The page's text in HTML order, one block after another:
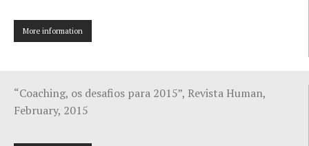
More information
“Coaching, os desafios para 2015”, Revista Human,
February, 2015